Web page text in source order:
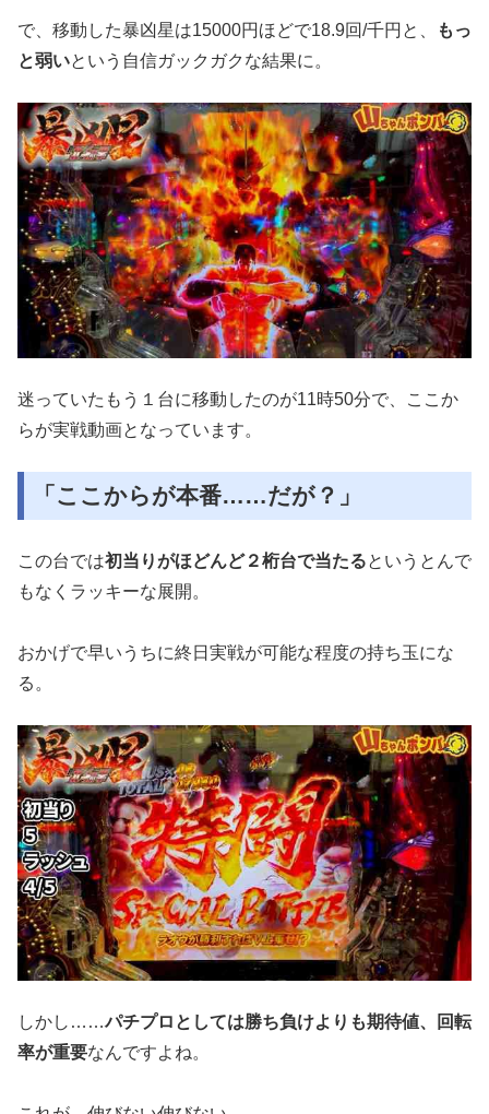
で、移動した暴凶星は15000円ほどで18.9回/千円と、 も っ
と弱いという自信ガックガクな結果に。
迷っていたもう１台に移動したのが11時50分で、ここか
らが実戦動画となっています。
「ここからが本番……だが？」
この台では初当りがほどんど２桁台で当たるというとんで
もなくラ ッキーな展開。
おかげで早いうちに終日実戦が可能な程度の持ち玉にな
る。
しかし……パチプロとしては勝ち負けよりも期待値、回転
率が重要なんですよね。